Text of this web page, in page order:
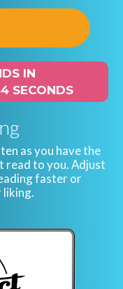
IN
SECONDS
as you have the
read to you. Adjust
faster or
liking.